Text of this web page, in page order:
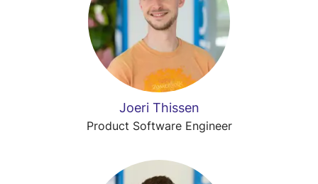
Joeri Thissen
Product Software Engineer